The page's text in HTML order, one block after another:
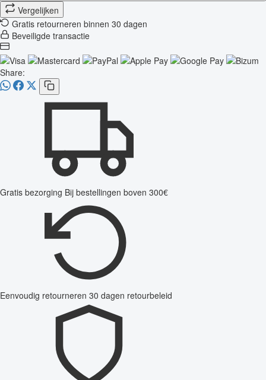
Vergelijken
Gratis retourneren binnen 30 dagen
Beveiligde transactie
Share:
Gratis bezorging Bij bestellingen boven 300€
Eenvoudig retourneren 30 dagen retourbeleid